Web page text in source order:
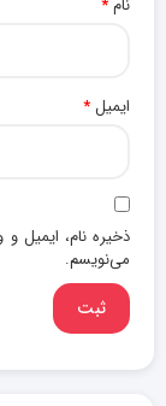
نام*
ایمیل*
ذخیره نام، ایمیل
می‌نویسم.